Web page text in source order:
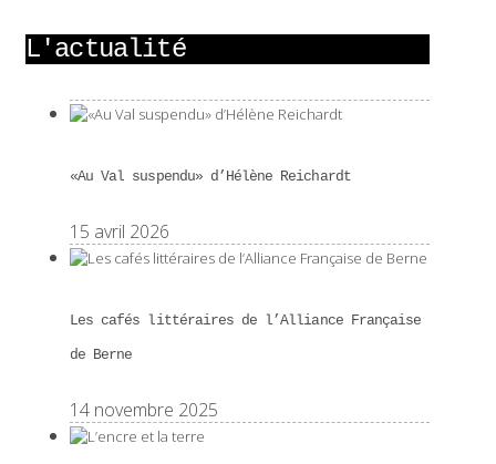
L'actualité
«Au Val suspendu» d’Hélène Reichardt
15 avril 2026
Les cafés littéraires de l’Alliance Française
de Berne
14 novembre 2025